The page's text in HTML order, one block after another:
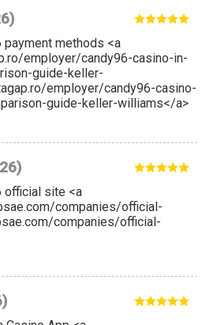
payment methods <a
employer/candy96-casino-in-
guide-keller-
employer/candy96-casino-
guide-keller-williams</a>
official site <a
companies/official-
companies/official-